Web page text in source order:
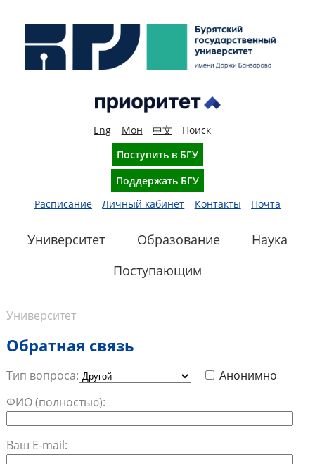
Eng Мон 中文
Поиск
Поступить в БГУ
Поддержать БГУ
Расписание
Личный кабинет Контакты Почта
Университет Образование
Наука
Поступающим
Университет
Обратная связь
Тип вопроса:
Анонимно
ФИО (полностью):
Ваш E-mail: